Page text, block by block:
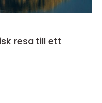
resa till ett